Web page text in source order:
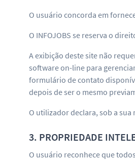
O usuário concorda em
O INFOJOBS se reserva o
A exibição deste site não
software on-line para
formulário de contato
depois de ser o mesmo
O utilizador declara, sob a
3. PROPRIEDADE
O usuário reconhece que